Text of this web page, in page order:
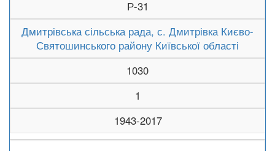
Р-31
Дмитрівська сільська рада, с. Дмитрівка Києво-
Святошинського району Київської області
1030
1
1943-2017